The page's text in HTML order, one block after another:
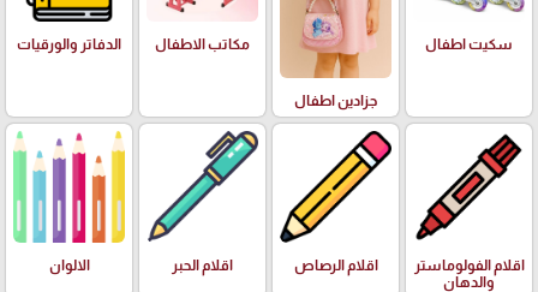
سكيت اطفال
جزادين اطفال
مكاتب الاطفال الدفاتر والورقيات
اقلام الفولوماستر
والدهان
اقلام الرصاص اقلام الحبر الالوان